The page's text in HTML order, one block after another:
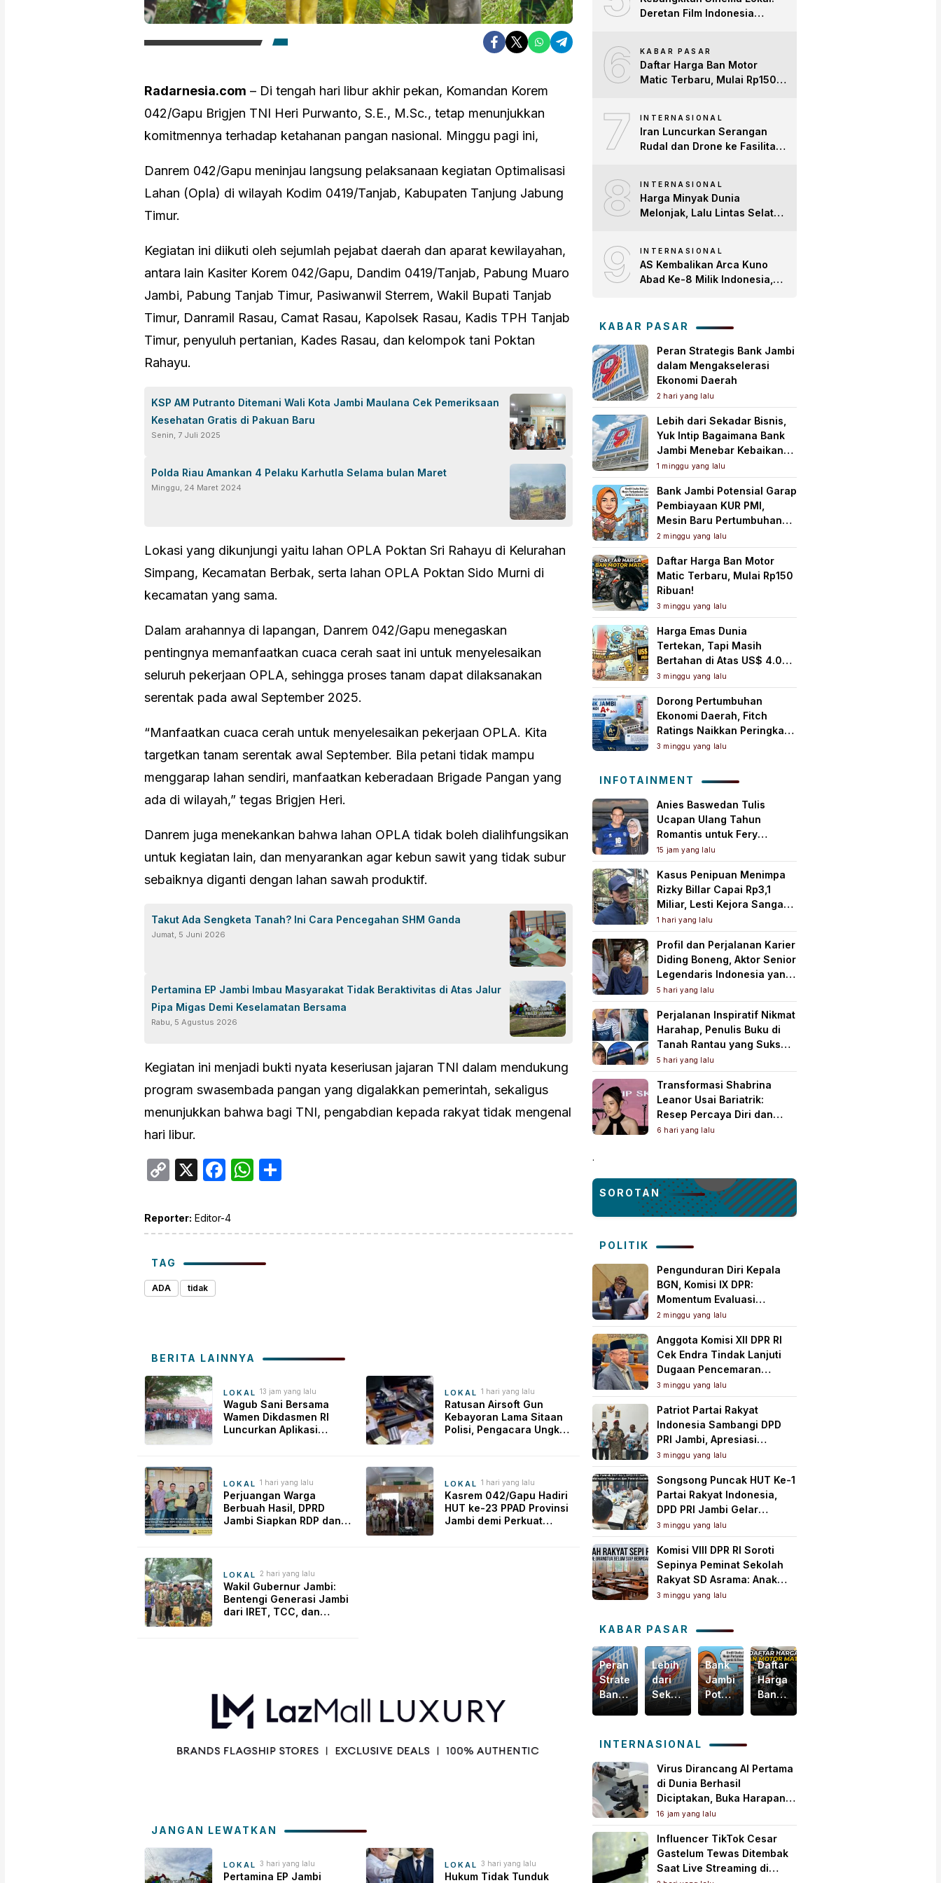
Radarnesia.com – Di tengah hari libur akhir pekan, Komandan Korem
042/Gapu Brigjen TNI Heri Purwanto, S.E., M.Sc., tetap menunjukkan
komitmennya terhadap ketahanan pangan nasional. Minggu pagi ini,
Danrem 042/Gapu meninjau langsung pelaksanaan kegiatan Optimalisasi
Lahan (Opla) di wilayah Kodim 0419/Tanjab, Kabupaten Tanjung Jabung
Timur.
Kegiatan ini diikuti oleh sejumlah pejabat daerah dan aparat kewilayahan,
antara lain Kasiter Korem 042/Gapu, Dandim 0419/Tanjab, Pabung Muaro
Jambi, Pabung Tanjab Timur, Pasiwanwil Sterrem, Wakil Bupati Tanjab
Timur, Danramil Rasau, Camat Rasau, Kapolsek Rasau, Kadis TPH Tanjab
Timur, penyuluh pertanian, Kades Rasau, dan kelompok tani Poktan
Rahayu.
KSP AM Putranto Ditemani Wali Kota Jambi Maulana Cek Pemeriksaan
Kesehatan Gratis di Pakuan Baru
Senin, 7 Juli 2025
Polda Riau Amankan 4 Pelaku Karhutla Selama bulan Maret
Minggu, 24 Maret 2024
Lokasi yang dikunjungi yaitu lahan OPLA Poktan Sri Rahayu di Kelurahan
Simpang, Kecamatan Berbak, serta lahan OPLA Poktan Sido Murni di
kecamatan yang sama.
Dalam arahannya di lapangan, Danrem 042/Gapu menegaskan
pentingnya memanfaatkan cuaca cerah saat ini untuk menyelesaikan
seluruh pekerjaan OPLA, sehingga proses tanam dapat dilaksanakan
serentak pada awal September 2025.
“Manfaatkan cuaca cerah untuk menyelesaikan pekerjaan OPLA. Kita
targetkan tanam serentak awal September. Bila petani tidak mampu
menggarap lahan sendiri, manfaatkan keberadaan Brigade Pangan yang
ada di wilayah,” tegas Brigjen Heri.
Danrem juga menekankan bahwa lahan OPLA tidak boleh dialihfungsikan
untuk kegiatan lain, dan menyarankan agar kebun sawit yang tidak subur
sebaiknya diganti dengan lahan sawah produktif.
Takut Ada Sengketa Tanah? Ini Cara Pencegahan SHM Ganda
Jumat, 5 Juni 2026
Pertamina EP Jambi Imbau Masyarakat Tidak Beraktivitas di Atas Jalur
Pipa Migas Demi Keselamatan Bersama
Rabu, 5 Agustus 2026
Kegiatan ini menjadi bukti nyata keseriusan jajaran TNI dalam mendukung
program swasembada pangan yang digalakkan pemerintah, sekaligus
menunjukkan bahwa bagi TNI, pengabdian kepada rakyat tidak mengenal
hari libur.
Copy
X Facebook
WhatsApp
Reporter: Editor-4
TAG
ADA tidak
BERITA LAINNYA
LOKAL 13 jam yang lalu
Wagub Sani Bersama
Wamen Dikdasmen RI
Luncurkan Aplikasi
LOKAL 1 hari yang lalu
Ratusan Airsoft Gun
Kebayoran Lama Sitaan
Polisi, Pengacara Ungkap
LOKAL 1 hari yang lalu
Perjuangan Warga
Berbuah Hasil, DPRD
Jambi Siapkan RDP dan
LOKAL 1 hari yang lalu
Kasrem 042/Gapu Hadiri
HUT ke-23 PPAD Provinsi
Jambi demi Perkuat
LOKAL 2 hari yang lalu
Wakil Gubernur Jambi:
Bentengi Generasi Jambi
dari IRET, TCC, dan
JANGAN LEWATKAN
LOKAL 3 hari yang lalu
Pertamina EP Jambi
LOKAL 3 hari yang lalu
Hukum Tidak Tunduk
Deretan Film Indonesia
Global
6 KABAR PASAR
Daftar Harga Ban Motor
Matic Terbaru, Mulai Rp150
7 INTERNASIONAL
Iran Luncurkan Serangan
Rudal dan Drone ke Fasilitas
8 INTERNASIONAL
Harga Minyak Dunia
Melonjak, Lalu Lintas Selat
9 INTERNASIONAL
AS Kembalikan Arca Kuno
Abad Ke-8 Milik Indonesia,
Tanah Air
KABAR PASAR
Peran Strategis Bank Jambi
dalam Mengakselerasi
Ekonomi Daerah
2 hari yang lalu
Lebih dari Sekadar Bisnis,
Yuk Intip Bagaimana Bank
Jambi Menebar Kebaikan
untuk Masyarakat!
1 minggu yang lalu
Bank Jambi Potensial Garap
Pembiayaan KUR PMI,
Mesin Baru Pertumbuhan
Ekonomi Daerah
2 minggu yang lalu
Daftar Harga Ban Motor
Matic Terbaru, Mulai Rp150
Ribuan!
3 minggu yang lalu
Harga Emas Dunia
Tertekan, Tapi Masih
Bertahan di Atas US$ 4.000
per Ons Troi
3 minggu yang lalu
Dorong Pertumbuhan
Ekonomi Daerah, Fitch
Ratings Naikkan Peringkat
Bank Jambi Jadi ‘A+(idn)’
3 minggu yang lalu
INFOTAINMENT
Anies Baswedan Tulis
Ucapan Ulang Tahun
Romantis untuk Fery
Farhati, Ungkap Syukur
Perjalanan Panjang
Bersama
15 jam yang lalu
Kasus Penipuan Menimpa
Rizky Billar Capai Rp3,1
Miliar, Lesti Kejora Sangat
Kesal
1 hari yang lalu
Profil dan Perjalanan Karier
Diding Boneng, Aktor Senior
Legendaris Indonesia yang
Meninggal Dunia
5 hari yang lalu
Perjalanan Inspiratif Nikmat
Harahap, Penulis Buku di
Tanah Rantau yang Sukses
Lewat Karya Best Seller
5 hari yang lalu
Transformasi Shabrina
Leanor Usai Bariatrik:
Resep Percaya Diri dan
Rahasia Body Shaping
6 hari yang lalu
.
SOROTAN
POLITIK
Pengunduran Diri Kepala
BGN, Komisi IX DPR:
Momentum Evaluasi
Menyeluruh Program MBG
2 minggu yang lalu
Anggota Komisi XII DPR RI
Cek Endra Tindak Lanjuti
Dugaan Pencemaran
Lingkungan PT Samudera
Mahkota Mas
3 minggu yang lalu
Patriot Partai Rakyat
Indonesia Sambangi DPD
PRI Jambi, Apresiasi
Kesiapan dan Dukung Asta
Cita Presiden
3 minggu yang lalu
Songsong Puncak HUT Ke-1
Partai Rakyat Indonesia,
DPD PRI Jambi Gelar
Perkenalan Pengurus dan
Pererat Soliditas
3 minggu yang lalu
Komisi VIII DPR RI Soroti
Sepinya Peminat Sekolah
Rakyat SD Asrama: Anak
Masih Butuh Dekat Orang
3 minggu yang lalu
KABAR PASAR
Peran
Strategis
Bank
Jambi
Mengakselerasi
Daerah
Lebih
dari
Sekadar
Bisnis,
Intip
Bank
Jambi
Menebar
Kebaikan
untuk
Masyarakat!
Bank
Jambi
Potensial
Garap
Mesin
Baru
Pertumbuhan
Ekonomi
Daerah
Daftar
Harga
Ban
Motor
Rp150
INTERNASIONAL
Virus Dirancang AI Pertama
di Dunia Berhasil
Diciptakan, Buka Harapan
Pengobatan Baru Sekaligus
Picu Kekhawatiran
16 jam yang lalu
Influencer TikTok Cesar
Gastelum Tewas Ditembak
Saat Live Streaming di